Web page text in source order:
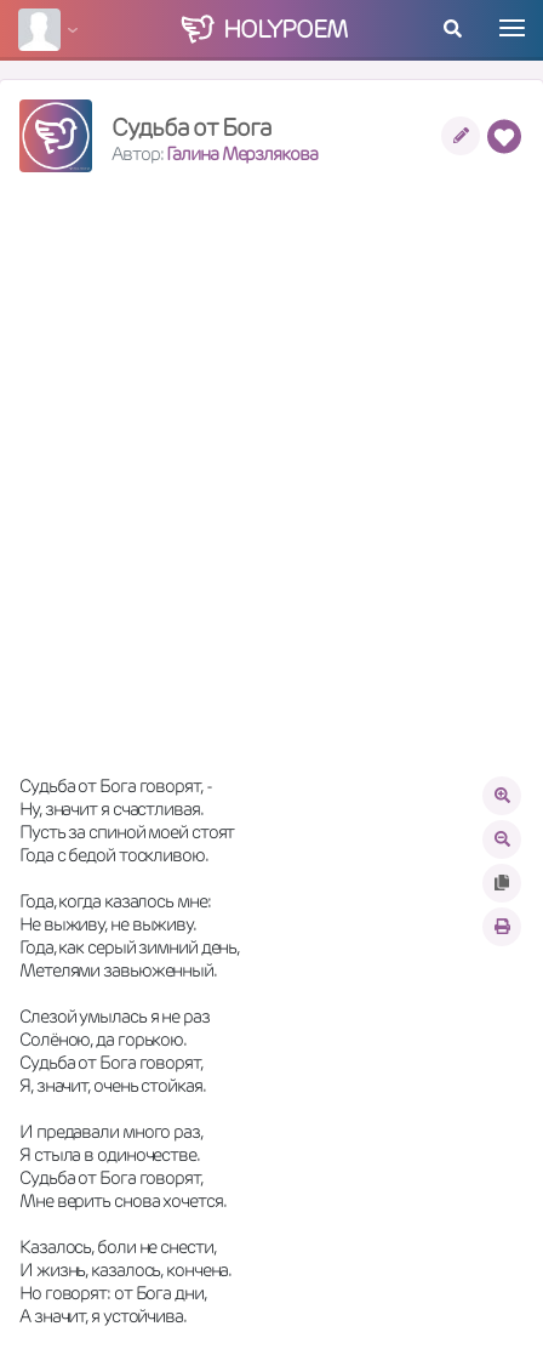
HOLYPOEM
Судьба от Бога
Автор:Галина Мерзлякова
Судьба от Бога говорят, -
Ну, значит я счастливая.
Пусть за спиной моей стоят
Года с бедой тоскливою.
Года, когда казалось мне:
Не выживу, не выживу.
Года, как серый зимний день,
Метелями завьюженный.
Слезой умылась я не раз
Солёною, да горькою.
Судьба от Бога говорят,
Я, значит, очень стойкая.
И предавали много раз,
Я стыла в одиночестве.
Судьба от Бога говорят,
Мне верить снова хочется.
Казалось, боли не снести,
И жизнь, казалось, кончена.
Но говорят: от Бога дни,
А значит, я устойчива.